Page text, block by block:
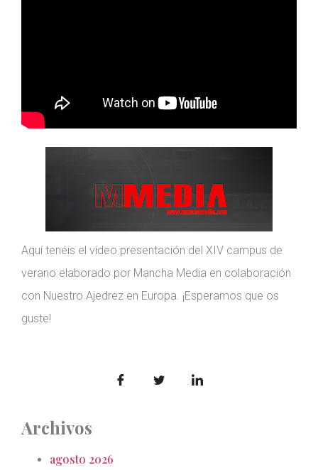
Aquí tenéis el vídeo presentación del XIV campus de
verano elaborado por Mancha Media en colaboración
con Nuestro Ajedrez en Europa. ¡Esperamos que os
guste!
Archivos
agosto 2026